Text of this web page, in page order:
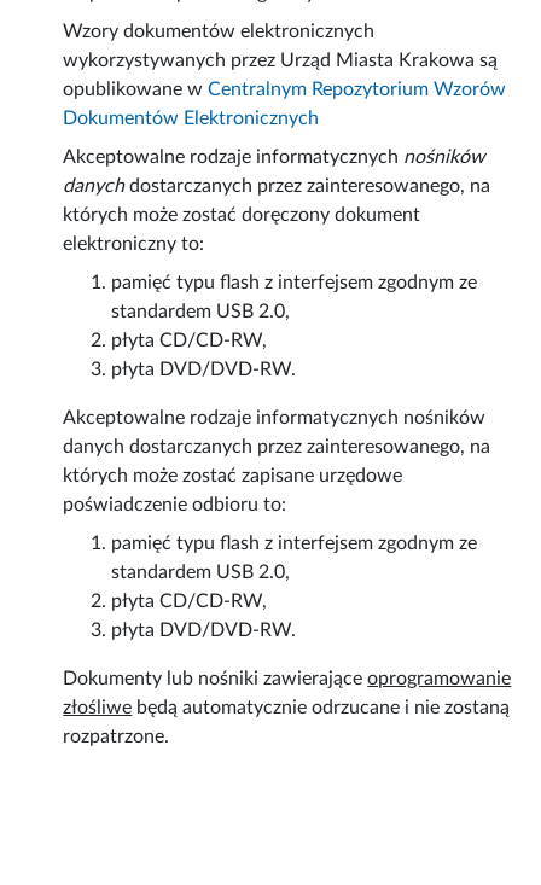
Wzory dokumentów elektronicznych
wykorzystywanych przez Urząd Miasta Krakowa są
opublikowane wCentralnym Repozytorium Wzorów
Dokumentów Elektronicznych
Akceptowalne rodzaje informatycznych nośników
danychdostarczanych przez zainteresowanego, na
których może zostać doręczony dokument
elektroniczny to:
pamięć typu flash z interfejsem zgodnym ze
standardem USB 2.0,
płyta CD/CD-RW,
płyta DVD/DVD-RW.
Akceptowalne rodzaje informatycznych nośników
danych dostarczanych przez zainteresowanego, na
których może zostać zapisane urzędowe
poświadczenie odbioru to:
pamięć typu flash z interfejsem zgodnym ze
standardem USB 2.0,
płyta CD/CD-RW,
płyta DVD/DVD-RW.
Dokumenty lub nośniki zawierająceoprogramowanie
złośliwe będą automatycznie odrzucane i nie zostaną
rozpatrzone.